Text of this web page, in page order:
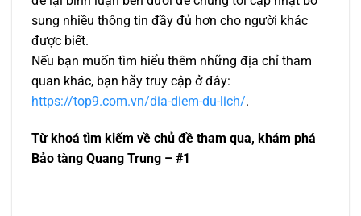
sung nhiều thông tin đầy đủ hơn cho người khác
được biết.
Nếu bạn muốn tìm hiểu thêm những địa chỉ tham
quan khác, bạn hãy truy cập ở đây:
https://top9.com.vn/dia-diem-du-lich/.
Từ khoá tìm kiếm về chủ đề tham qua, khám phá
Bảo tàng Quang Trung – #1